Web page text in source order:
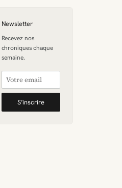
Newsletter
Recevez nos
chroniques chaque
semaine.
S’inscrire